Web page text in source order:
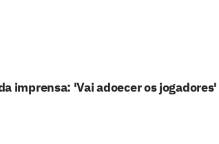
imprensa: 'Vai adoecer os jogadores'